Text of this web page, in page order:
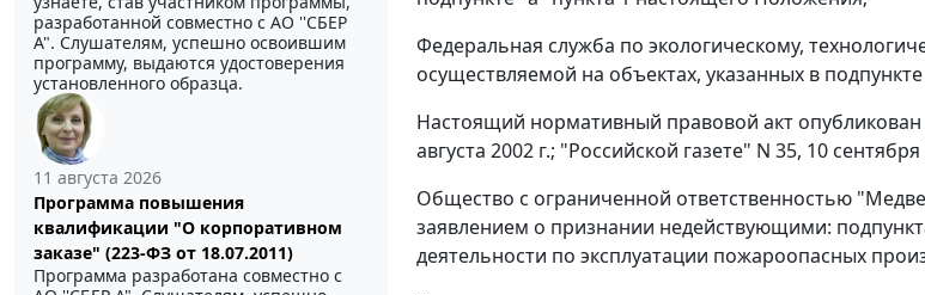
разработанной совместно с АО ''СБЕР
А". Слушателям, успешно освоившим
программу, выдаются удостоверения
установленного образца.
11 августа 2026
Программа повышения
квалификации "О корпоративном
заказе" (223-ФЗ от 18.07.2011)
Программа разработана совместно с
Федеральная служба по экологическому,
осуществляемой на объектах, указанных в
Настоящий нормативный правовой акт опубликован
августа 2002 г.; "Российской газете" N 35, 10 сентября
Общество с ограниченной ответственностью
заявлением о признании недействующими:
деятельности по эксплуатации пожароопасных